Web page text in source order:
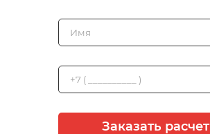
Заказать расчет